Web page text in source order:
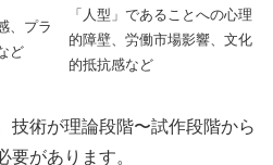
、プラ
ど
「人型」であることへの心理
的障壁、労働市場影響、文化
的抵抗感など
技術が理論段階〜試作段階から
があります。